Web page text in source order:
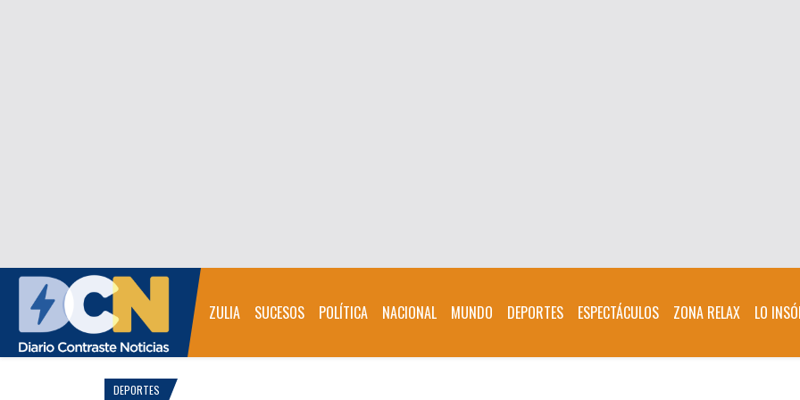
ZULIA SUCESOS POLÍTICA NACIONAL MUNDO DEPORTES ESPECTÁCULOS ZONA RELAX LO
DEPORTES